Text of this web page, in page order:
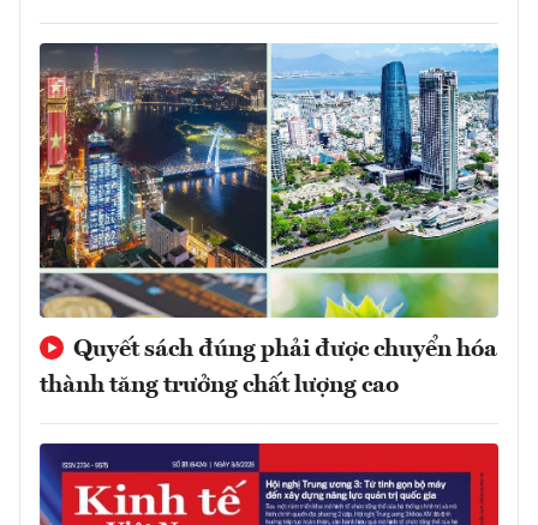
Quyết sách đúng phải được chuyển hóa
thành tăng trưởng chất lượng cao